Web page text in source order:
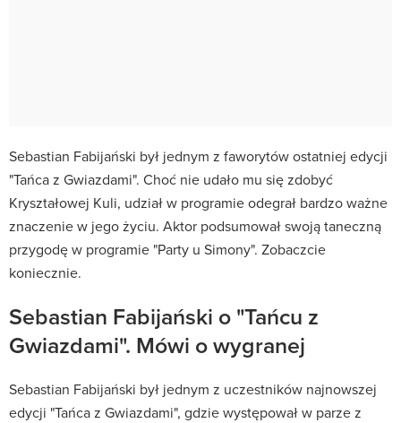
Sebastian Fabijański był jednym z faworytów ostatniej edycji
"Tańca z Gwiazdami". Choć nie udało mu się zdobyć
Kryształowej Kuli, udział w programie odegrał bardzo ważne
znaczenie w jego życiu. Aktor podsumował swoją taneczną
przygodę w programie "Party u Simony". Zobaczcie
koniecznie.
Sebastian Fabijański o "Tańcu z
Gwiazdami". Mówi o wygranej
Sebastian Fabijański był jednym z uczestników najnowszej
edycji "Tańca z Gwiazdami", gdzie występował w parze z